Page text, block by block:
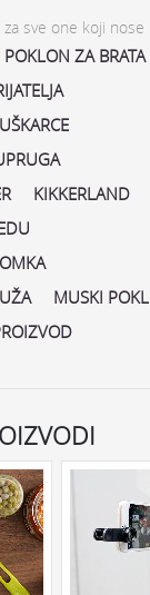
sve one koji nose
POKLON ZA BRATA
KIKKERLAND
MUSKI